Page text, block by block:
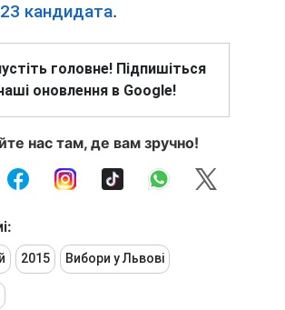
кандидата.
головне! Підпишіться
оновлення в Google!
нас там, де вам зручно!
2015 Вибори у Львові